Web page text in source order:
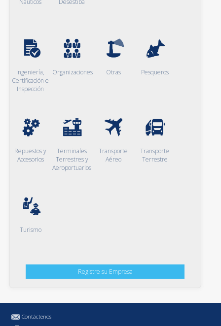
Ingeniería,
Certificación e
Inspección
Organizaciones Otras Pesqueros
Repuestos y
Accesorios
Terminales
Terrestres y
Aeroportuarios
Transporte
Aéreo
Transporte
Terrestre
Turismo
Registre su Empresa
Contáctenos